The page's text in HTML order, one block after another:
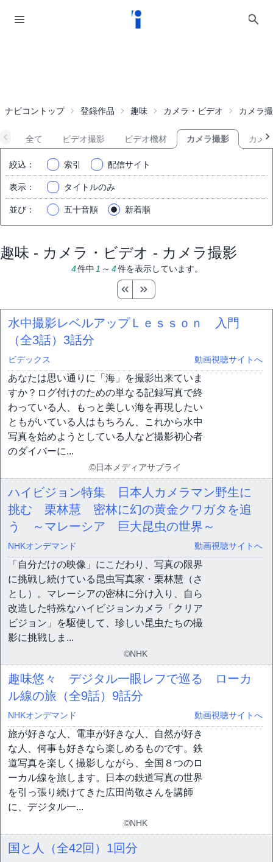
ナビコントップ 登録作品 趣味 カメラ・ビデオ カメラ
全て ビデオ撮影 ビデオ機材 カメラ撮影 カメ
絞込 ： 索引 配信サイト
表示 ： タイトルのみ
並び ： 五十音順 新着順
趣味 - カメラ・ビデオ - カメラ撮影
4件中 1 ～ 4件を表示しています。
水中撮影レベルアップＬｅｓｓｏｎ 入門
（全3話） 3話分
ビデックス 動画視聴サイトへ
あなたは思い通りに「海」を撮影出来ていま
すか？ログ付けのための単なる記録写真で終
わっている人、もっと美しい海を再現したい
ともがいている人はもちろん、これから水中
写真を始めようとしている人など撮影初心者
のダイバーに...
©日本メディアサプライ
ハイビジョン特集 日本人カメラマン野生に
挑む 栗林慧 密林に幻の黄金クワガタを追
う ～マレーシア 巨大昆虫の世界～
NHKオンデマンド 動画視聴サイトへ
「自分だけの映像」にこだわり、写真の限界
に挑戦し続けている昆虫写真家・栗林慧（さ
とし）。マレーシアの密林に分け入り、自ら
改造した特殊なハイビジョンカメラ「クリア
ビジョン」を駆使して、珍しい昆虫たちの撮
影に挑戦しま...
©NHK
趣味悠々 デジタル一眼レフで巡る ローカ
ル線の旅（全9話） 9話分
NHKオンデマンド 動画視聴サイトへ
旅が好きな人、電車が好きな人、自然が好き
な人、何事も好きなら楽しめるものです。鉄
道写真を楽しく撮影しながら、全国８つのロ
ーカル線を旅します。日本の鉄道写真の世界
を引っ張り続けてきた広田尚敬さんを講師
に、デジタル一...
©NHK
国と人（全42回） 1回分